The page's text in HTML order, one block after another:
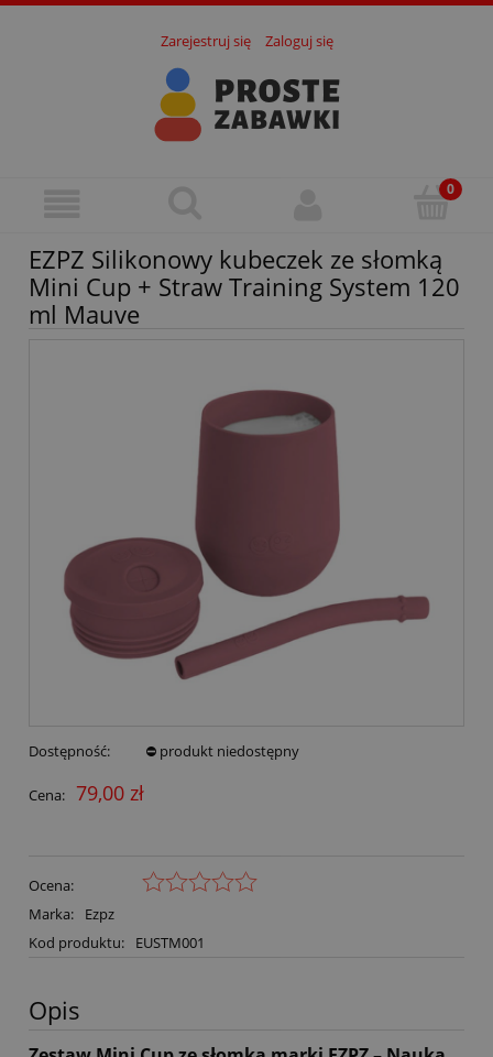
Zarejestruj się Zaloguj się
EZPZ Silikonowy kubeczek ze słomką
Mini Cup + Straw Training System 120
ml Mauve
Dostępność: ⛔ produkt niedostępny
Cena: 79,00 zł
Ocena:
Marka:
Ezpz
Kod produktu:
EUSTM001
Opis